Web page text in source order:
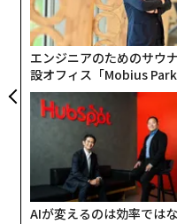
ナビゲーション、接続
たサービスがハードウ
に数千億ドル規模と推
成長すると専門家は見
重要な加速装置となる
政府機関が長期投資、
一方、民間のイノベー
エンジニアのためのサウ
設オフィス「Mobius
がオープン──タマディ
が健康経営を徹底する理由
AIが変えるのは効率では